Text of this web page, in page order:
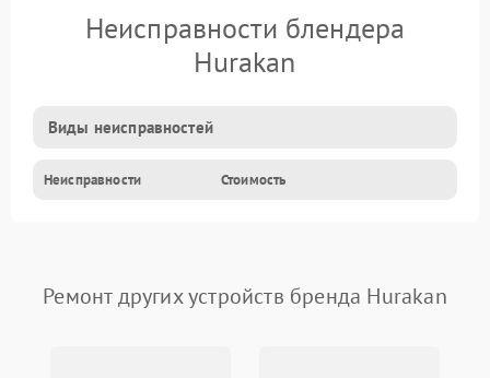
Неисправности блендера
Hurakan
Виды неисправностей
Неисправности Стоимость
Ремонт других устройств бренда Hurakan